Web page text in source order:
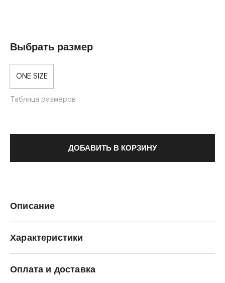
Выбрать размер
ONE SIZE
Таблица размеров
ДОБАВИТЬ В КОРЗИНУ
Описание
Характеристики
Оплата и доставка